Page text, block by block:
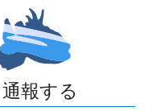
報する